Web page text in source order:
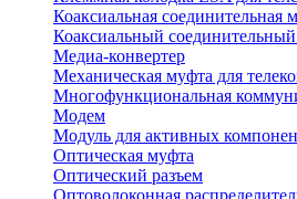
Коаксиальная соединительная
Коаксиальный соединительный
Медиа-конвертер
Механическая муфта для
Многофункциональная
Модем
Модуль для активных
Оптическая муфта
Оптический разъем
Оптоволоконная